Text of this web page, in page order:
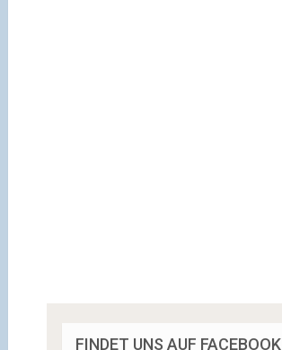
FINDET UNS AUF FACEBOOK